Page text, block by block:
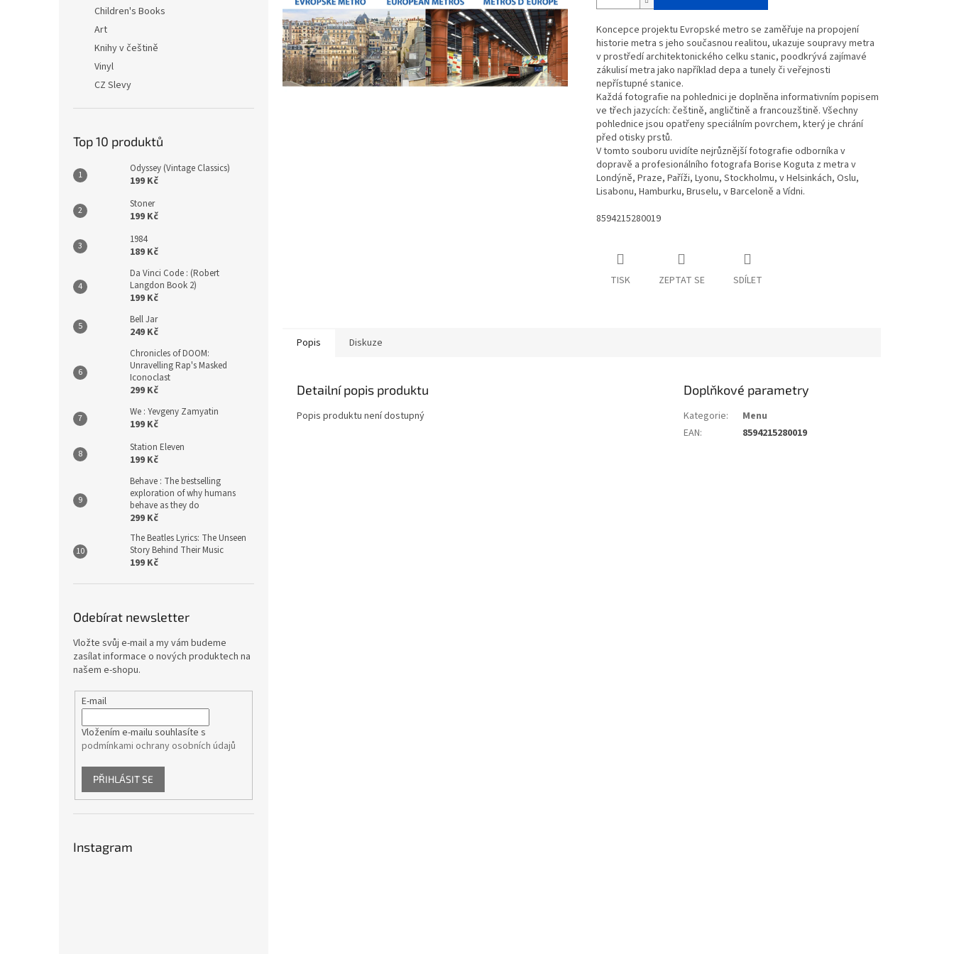
Children's Books
Art
Knihy v češtině
Vinyl
CZ Slevy
Top 10 produktů
Odyssey (Vintage Classics)
199 Kč
Stoner
199 Kč
1984
189 Kč
Da Vinci Code : (Robert
Langdon Book 2)
199 Kč
Bell Jar
249 Kč
Chronicles of DOOM:
Unravelling Rap's Masked
Iconoclast
299 Kč
We : Yevgeny Zamyatin
199 Kč
Station Eleven
199 Kč
Behave : The bestselling
exploration of why humans
behave as they do
299 Kč
The Beatles Lyrics: The Unseen
Story Behind Their Music
199 Kč
Odebírat newsletter
Vložte svůj e-mail a my vám budeme
zasílat informace o nových produktech na
našem e-shopu.
E-mail
Vložením e-mailu souhlasíte s
podmínkami ochrany osobních údajů
PŘIHLÁSIT SE
Instagram
Koncepce projektu Evropské metro se zaměřuje na propojení
historie metra s jeho současnou realitou, ukazuje soupravy metra
v prostředí architektonického celku stanic, poodkrývá zajímavé
zákulisí metra jako například depa a tunely či veřejnosti
nepřístupné stanice.
Každá fotografie na pohlednici je doplněna informativním popisem
ve třech jazycích: češtině, angličtině a francouzštině. Všechny
pohlednice jsou opatřeny speciálním povrchem, který je chrání
před otisky prstů.
V tomto souboru uvidíte nejrůznější fotografie odborníka v
dopravě a profesionálního fotografa Borise Koguta z metra v
Londýně, Praze, Paříži, Lyonu, Stockholmu, v Helsinkách, Oslu,
Lisabonu, Hamburku, Bruselu, v Barceloně a Vídni.
8594215280019
TISK ZEPTAT SE SDÍLET
Popis Diskuze
Detailní popis produktu
Popis produktu není dostupný
Doplňkové parametry
Kategorie:
Menu
EAN: 8594215280019